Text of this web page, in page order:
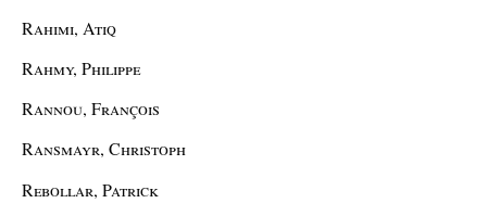
Rahimi, Atiq
Rahmy, Philippe
Rannou, François
Ransmayr, Christoph
Rebollar, Patrick